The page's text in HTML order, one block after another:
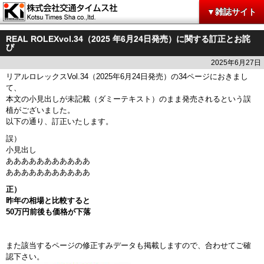
▼雑誌サイト
REAL ROLEXvol.34（2025 年6月24日発売）に関する訂正とお詫
び
2025年6月27日
リアルロレックスVol.34（2025年6月24日発売）の34ページにおきまし
て、
本文の小見出しが未記載（ダミーテキスト）のまま発売されるという誤
植がございました。
以下の通り、訂正いたします。
誤）
小見出し
あああああああああああ
あああああああああああ
正）
昨年の相場と比較すると
50万円前後も価格が下落
また該当するページの修正すみデータも掲載しますので、合わせてご確
認下さい。